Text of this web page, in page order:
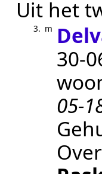
Uit het
3. m
05-